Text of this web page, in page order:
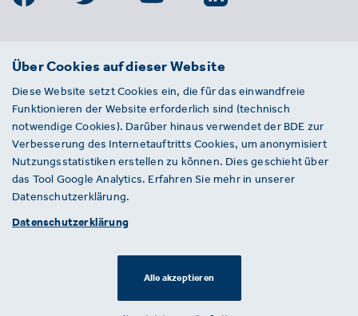
BDE
Entsorgungs-, Wasser- und
Kreislaufwirtschaft e. V.
Von-der-Heydt-Straße 2
D 10785 Berlin
Sie haben einen Fehler auf unserer Website
gefunden? Ihnen ist ein defekter Link
aufgefallen? Wir freuen uns über Ihren
Über Cookies auf dieser Website
Diese Website setzt Cookies ein, die für das einwandfreie
Funktionieren der Website erforderlich sind (technisch
notwendige Cookies). Darüber hinaus verwendet der BDE zur
Verbesserung des Internetauftritts Cookies, um anonymisiert
Nutzungsstatistiken erstellen zu können. Dies geschieht über
das Tool Google Analytics. Erfahren Sie mehr in unserer
Datenschutzerklärung.
Datenschutzerklärung
Alle akzeptieren